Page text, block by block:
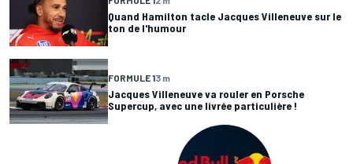
Quand Hamilton tacle Jacques Villeneuve sur le
ton de l'humour
FORMULE 13 m
Jacques Villeneuve va rouler en Porsche
Supercup, avec une livrée particulière !